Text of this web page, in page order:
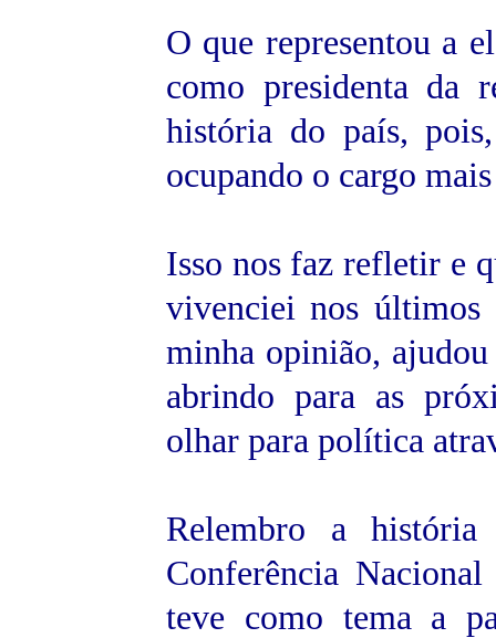
O que representou a
como presidenta da
história do país,
ocupando o cargo
Isso nos faz refletir e
vivenciei nos últimos
minha opinião,
abrindo para as
olhar para política
Relembro a
Conferência
teve como tema a